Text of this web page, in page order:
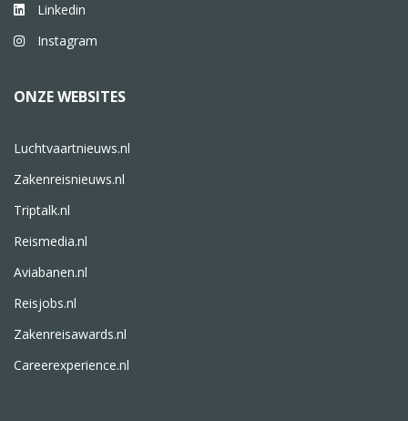
Linkedin
Instagram
ONZE WEBSITES
Luchtvaartnieuws.nl
Zakenreisnieuws.nl
Triptalk.nl
Reismedia.nl
Aviabanen.nl
Reisjobs.nl
Zakenreisawards.nl
Careerexperience.nl